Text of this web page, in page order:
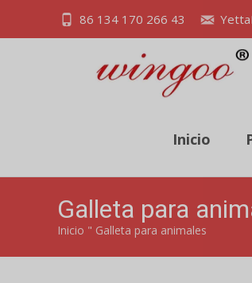
86 134 170 266 43
Inicio
Galleta para
Inicio " Galleta para animales